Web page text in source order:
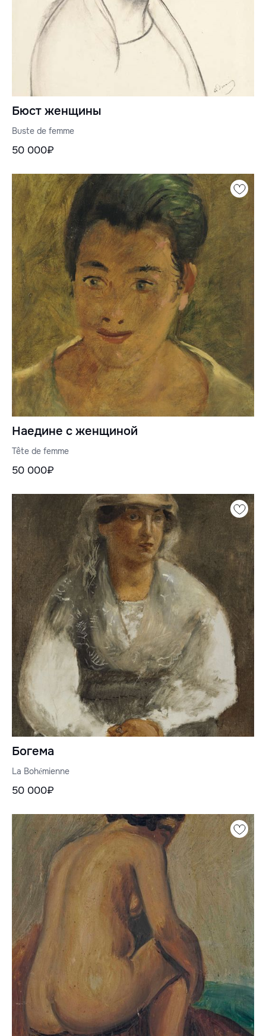
Бюст женщины
Buste de femme
50 000₽
Наедине с женщиной
Tête de femme
50 000₽
Богема
La Bohémienne
50 000₽